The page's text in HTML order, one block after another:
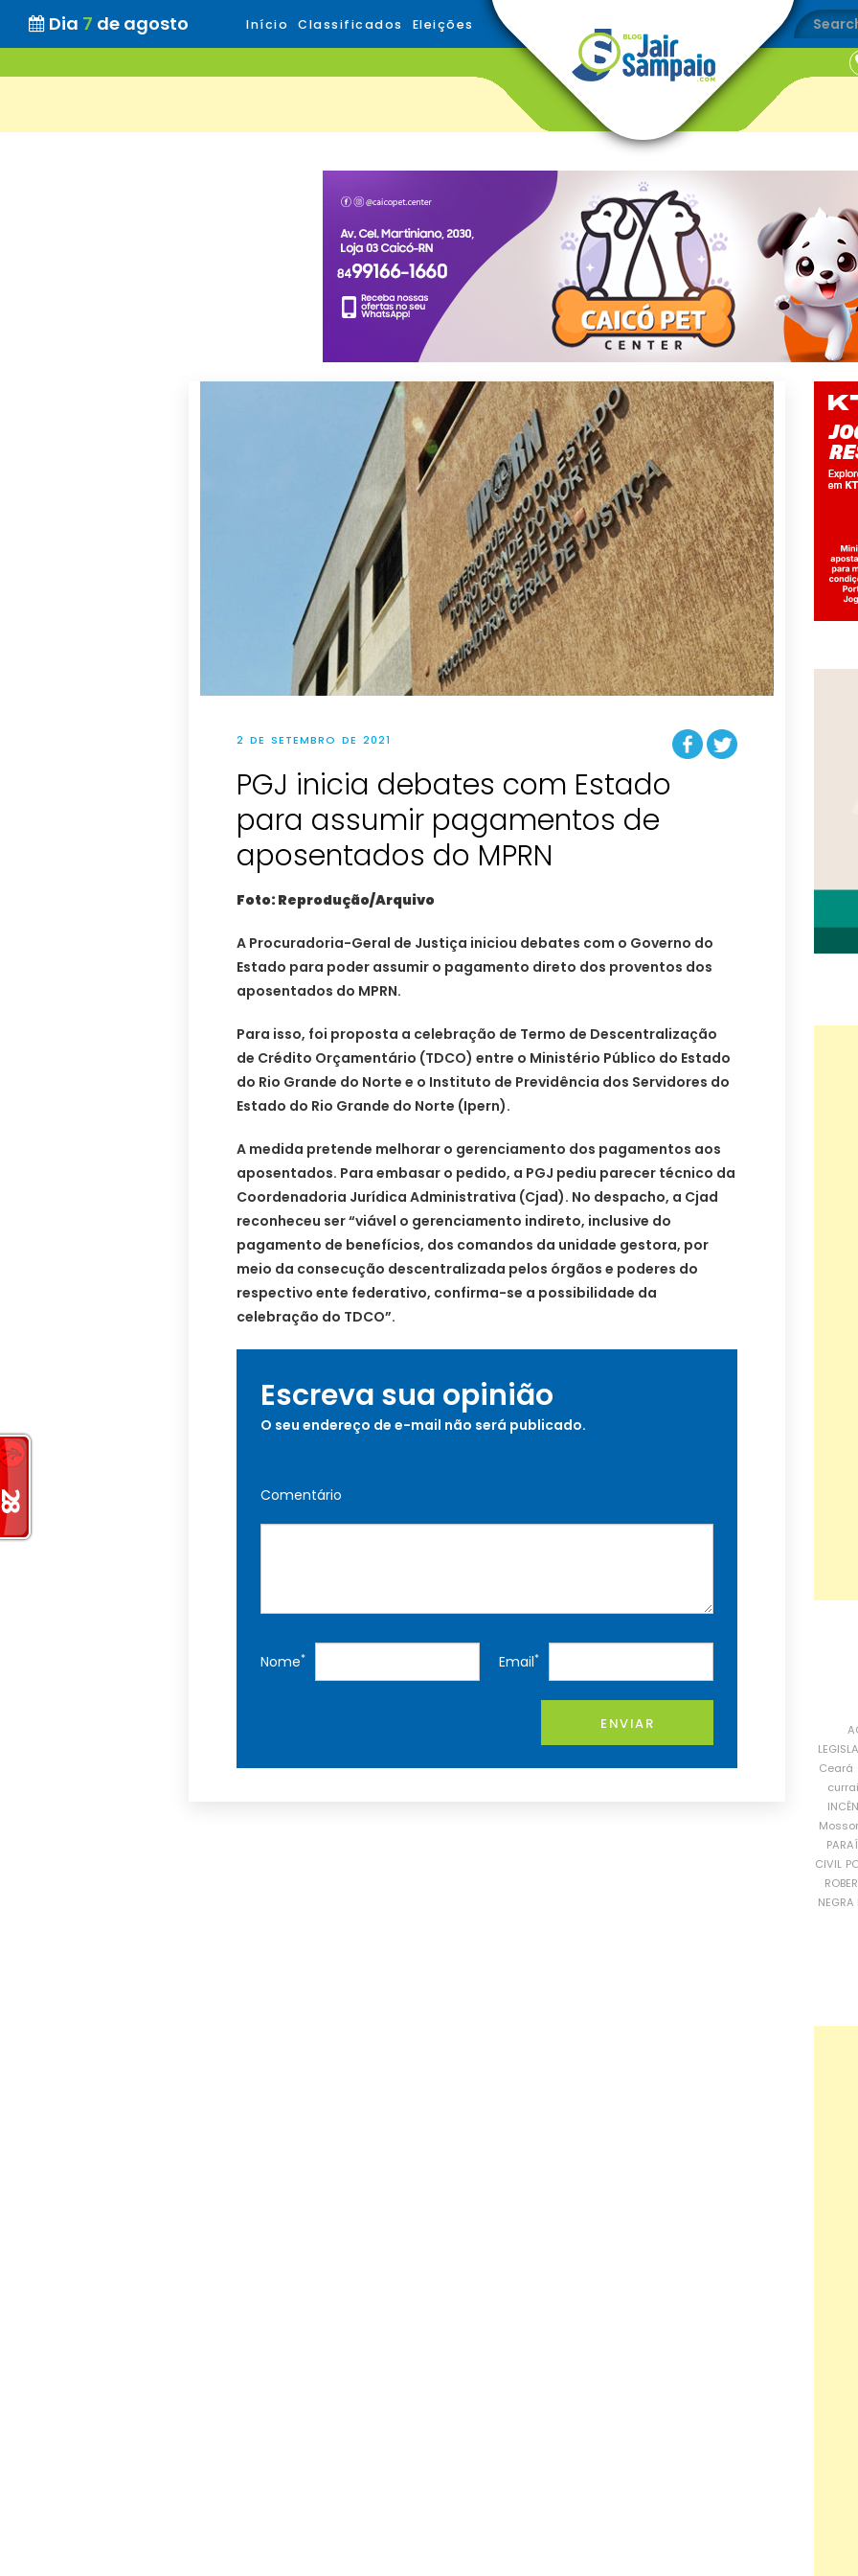
Dia 7 de agosto Início Classificados Eleições
2 DE SETEMBRO DE 2021
PGJ inicia debates com Estado
para assumir pagamentos de
aposentados do MPRN
Foto: Reprodução/Arquivo
A Procuradoria-Geral de Justiça iniciou debates com o Governo do
Estado para poder assumir o pagamento direto dos proventos dos
aposentados do MPRN.
Para isso, foi proposta a celebração de Termo de Descentralização
de Crédito Orçamentário (TDCO) entre o Ministério Público do Estado
do Rio Grande do Norte e o Instituto de Previdência dos Servidores do
Estado do Rio Grande do Norte (Ipern).
A medida pretende melhorar o gerenciamento dos pagamentos aos
aposentados. Para embasar o pedido, a PGJ pediu parecer técnico da
Coordenadoria Jurídica Administrativa (Cjad). No despacho, a Cjad
reconheceu ser “viável o gerenciamento indireto, inclusive do
pagamento de benefícios, dos comandos da unidade gestora, por
meio da consecução descentralizada pelos órgãos e poderes do
respectivo ente federativo, confirma-se a possibilidade da
celebração do TDCO”.
Escreva sua opinião
O seu endereço de e-mail não será publicado.
Comentário
Nome* Email*
ENVIAR
Ceará
CIVIL
NEGRA